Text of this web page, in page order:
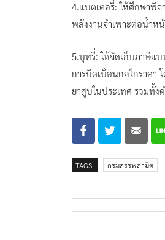
4.แบตเตอรี่: ให้ศึกษาพิ
พลังงานจำเพาะต่อน้ำห
5.บุหรี่: ให้จัดเก็บภาษีแ
การบิดเบือนกลไกราคา
ยาสูบในประเทศ รวมทั้ง
TAGS: กรมสรรพสามิต